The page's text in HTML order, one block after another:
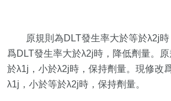
原規則為DLT發生率大於等於λ2j
爲DLT發生率大於λ2j時，降低劑量。
於λ1j，小於λ2j時，保持劑量。現修改
λ1j，小於等於λ2j時，保持劑量。